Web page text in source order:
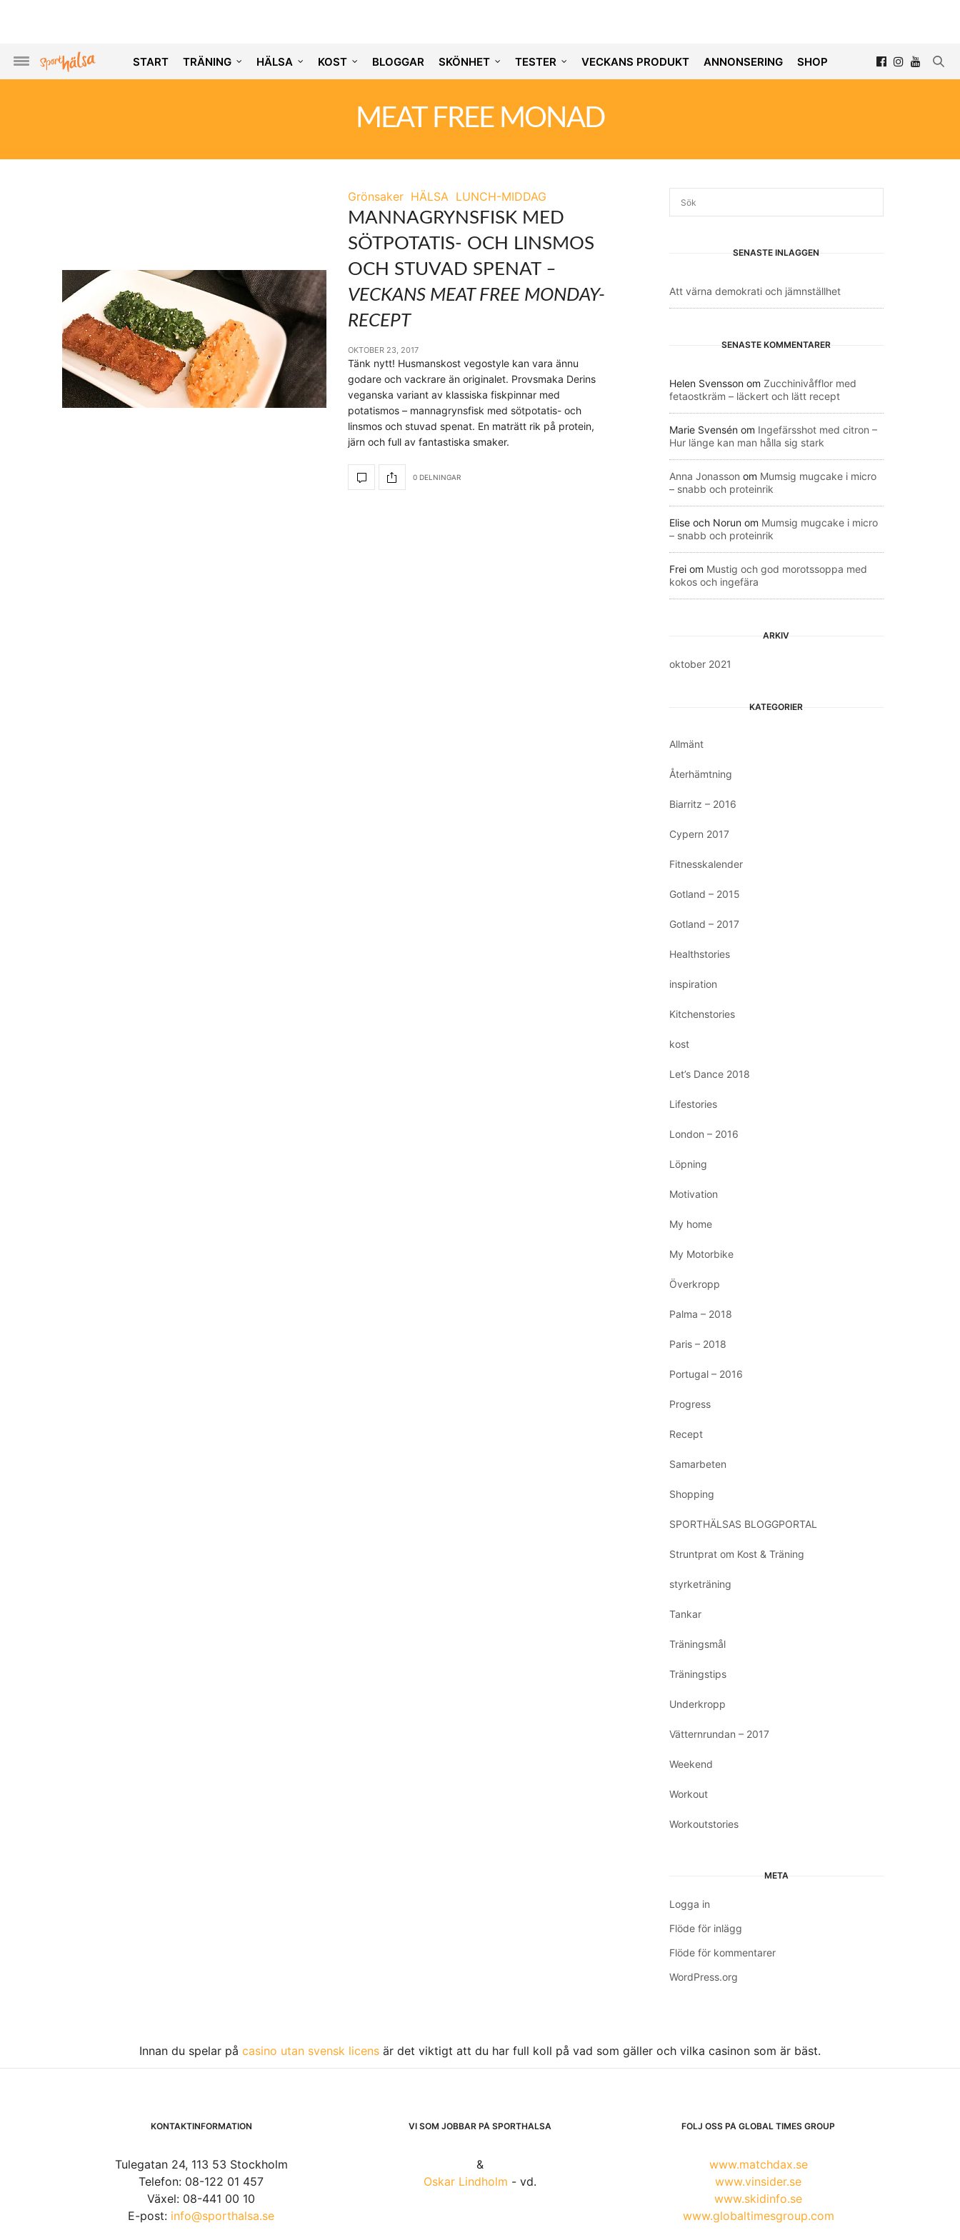
START TRÄNING HÄLSA KOST BLOGGAR SKÖNHET TESTER VECKANS PRODUKT ANNONSERING SHOP
MEAT FREE MONAD
Grönsaker HÄLSA LUNCH-MIDDAG
MANNAGRYNSFISK MED
SÖTPOTATIS- OCH LINSMOS
OCH STUVAD SPENAT –
VECKANS MEAT FREE MONDAY-
RECEPT
OKTOBER 23, 2017
Tänk nytt! Husmanskost vegostyle kan vara ännu
godare och vackrare än originalet. Provsmaka Derins
veganska variant av klassiska fiskpinnar med
potatismos – mannagrynsfisk med sötpotatis- och
linsmos och stuvad spenat. En maträtt rik på protein,
järn och full av fantastiska smaker.
0 DELNINGAR
SENASTE INLÄGGEN
Att värna demokrati och jämnställhet
SENASTE KOMMENTARER
Helen Svensson om Zucchinivåfflor med
fetaostkräm – läckert och lätt recept
Marie Svensén om Ingefärsshot med citron –
Hur länge kan man hålla sig stark
Anna Jonasson om Mumsig mugcake i micro
– snabb och proteinrik
Elise och Norun om Mumsig mugcake i micro
– snabb och proteinrik
Frei om Mustig och god morotssoppa med
kokos och ingefära
ARKIV
oktober 2021
KATEGORIER
Allmänt
Återhämtning
Biarritz – 2016
Cypern 2017
Fitnesskalender
Gotland – 2015
Gotland – 2017
Healthstories
inspiration
Kitchenstories
kost
Let’s Dance 2018
Lifestories
London – 2016
Löpning
Motivation
My home
My Motorbike
Överkropp
Palma – 2018
Paris – 2018
Portugal – 2016
Progress
Recept
Samarbeten
Shopping
SPORTHÄLSAS BLOGGPORTAL
Struntprat om Kost & Träning
styrketräning
Tankar
Träningsmål
Träningstips
Underkropp
Vätternrundan – 2017
Weekend
Workout
Workoutstories
META
Logga in
Flöde för inlägg
Flöde för kommentarer
WordPress.org
Innan du spelar på casino utan svensk licens är det viktigt att du har full koll på vad som gäller och vilka casinon som är bäst.
KONTAKTINFORMATION
Tulegatan 24, 113 53 Stockholm
Telefon: 08-122 01 457
Växel: 08-441 00 10
E-post: info@sporthalsa.se
VI SOM JOBBAR PÅ SPORTHÄLSA
&
Oskar Lindholm - vd.
FÖLJ OSS PÅ GLOBAL TIMES GROUP
www.matchdax.se
www.vinsider.se
www.skidinfo.se
www.globaltimesgroup.com